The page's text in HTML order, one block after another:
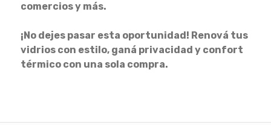
comercios y más.
¡No dejes pasar esta oportunidad! Renová tus
vidrios con estilo, ganá privacidad y confort
térmico con una sola compra.